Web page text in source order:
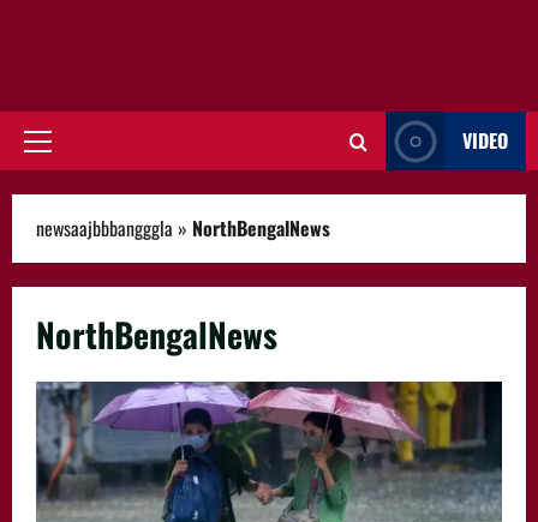
Primary
VIDEO
newsaajbbbangggla » NorthBengalNews
NorthBengalNews